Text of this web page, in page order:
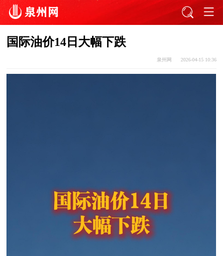
国际油价14日大幅下跌
泉州网 2026-04-15 10:36